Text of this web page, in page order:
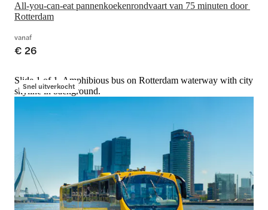
All-you-can-eat pannenkoekenrondvaart van 75 minuten door
Rotterdam
vanaf
€ 26
Snel uitverkocht
Slide 1 of 1, Amphibious bus on Rotterdam waterway with city
skyline in background.